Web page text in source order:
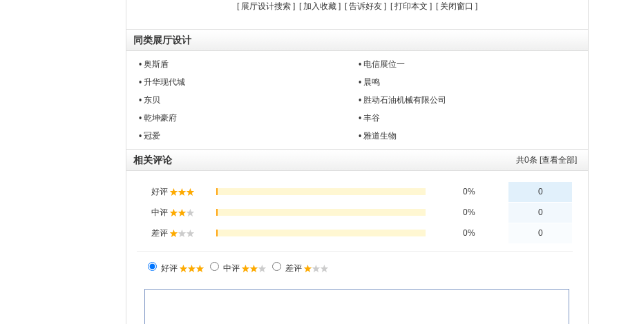
[ 展厅设计搜索 ] [加入收藏 ] [告诉好友 ] [打印本文 ] [ 关闭窗口 ]
同类展厅设计
• 奥斯盾
• 电信展位一
• 升华现代城
• 晨鸣
• 东贝
• 胜动石油机械有限公司
• 乾坤豪府
• 丰谷
• 冠爱
• 雅道生物
共0条 [查看全部]
相关评论